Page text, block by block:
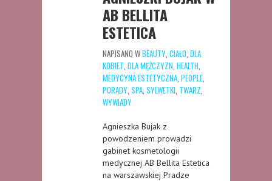
AB BELLITA
ESTETICA
NAPISANO WBEAUTY CIAŁO DLA
KOBIET DLA MĘŻCZYZN HEALTH
MEDYCYNA ESTETYCZNA PEOPLE
PORADY SPA SYLWETKI TWARZ
WYWIADY
Agnieszka Bujak z
powodzeniem prowadzi
gabinet kosmetologii
medycznej AB Bellita Estetica
na warszawskiej Pradze